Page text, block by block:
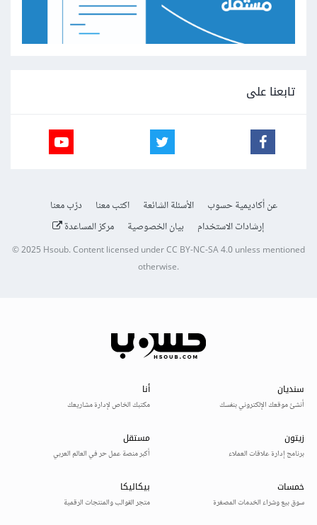
تابعنا على
عن أكاديمية حسوب الأسئلة الشائعة اكتب معنا
درّب معنا
إرشادات الاستخدام
بيان الخصوصية مركز المساعدة
© 2025Hsoub.Content licensed underCC BY-NC-SA 4.0unless mentioned
otherwise.